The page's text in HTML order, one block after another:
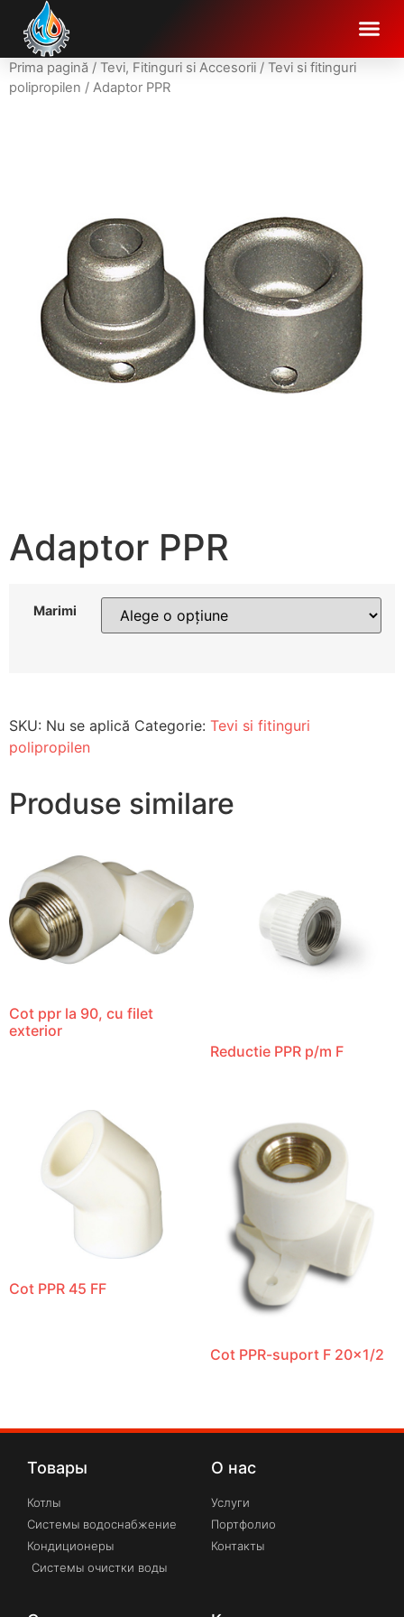
Prima pagină / Tevi, Fitinguri si Accesorii / Tevi si fitinguri
polipropilen / Adaptor PPR
Adaptor PPR
Marimi
SKU: Nu se aplică Categorie: Tevi si fitinguri
polipropilen
Produse similare
Cot ppr la 90, cu filet
exterior
Reductie PPR p/m F
Cot PPR 45 FF
Cot PPR-suport F 20×1/2
Товары
Котлы
Системы водоснабжение
Кондиционеры
Системы очистки воды
О нас
Услуги
Портфолио
Контакты